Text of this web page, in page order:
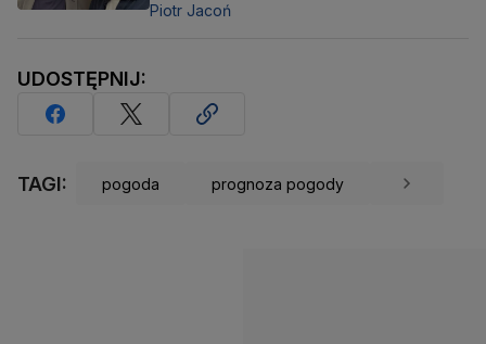
Piotr Jacoń
UDOSTĘPNIJ:
TAGI: pogoda prognoza pogody